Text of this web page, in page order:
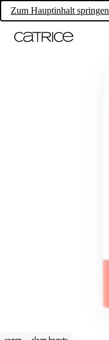
Zum Hauptinhalt springen